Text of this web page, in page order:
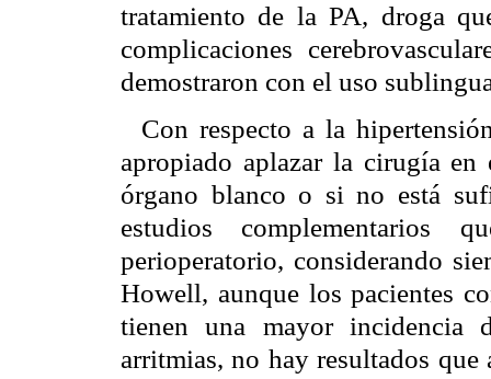
tratamiento de la PA, droga
complicaciones
demostraron con el uso
Con respecto a la
apropiado aplazar la cirugía
órgano blanco o si no está
estudios complementarios
perioperatorio, considerando
Howell, aunque los pacientes
tienen una mayor incidencia
arritmias, no hay resultados